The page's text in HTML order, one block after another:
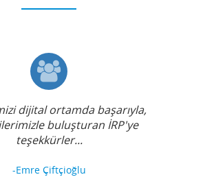
dijital ortamda başarıyla,
buluşturan İRP'ye
teşekkürler...
-Emre Çiftçioğlu